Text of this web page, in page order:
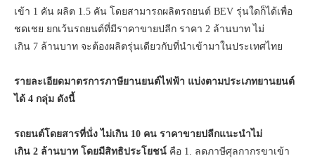
เข้า 1 คัน ผลิต 1.5 คัน โดยสามารถผลิตรถยนต์ BEV รุ่นใดก็ได้เพื่อ
ชดเชย ยกเว้นรถยนต์ที่มีราคาขายปลีก ราคา 2 ล้านบาท ไม่
เกิน 7 ล้านบาท จะต้องผลิตรุ่นเดียวกับที่นำเข้ามาในประเทศไทย
รายละเอียดมาตรการภาษียานยนต์ไฟฟ้า แบ่งตามประเภทยานยนต์
ได้ 4 กลุ่ม ดังนี้
รถยนต์โดยสารที่นั่ง ไม่เกิน 10 คน ราคาขายปลีกแนะนำไม่
เกิน 2 ล้านบาท โดยมีสิทธิประโยชน์ คือ 1. ลดภาษีศุลกากรขาเข้า